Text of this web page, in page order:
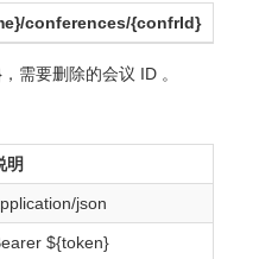
conferences/{confrId}
需要删除的会议 ID 。
明
json
${token}